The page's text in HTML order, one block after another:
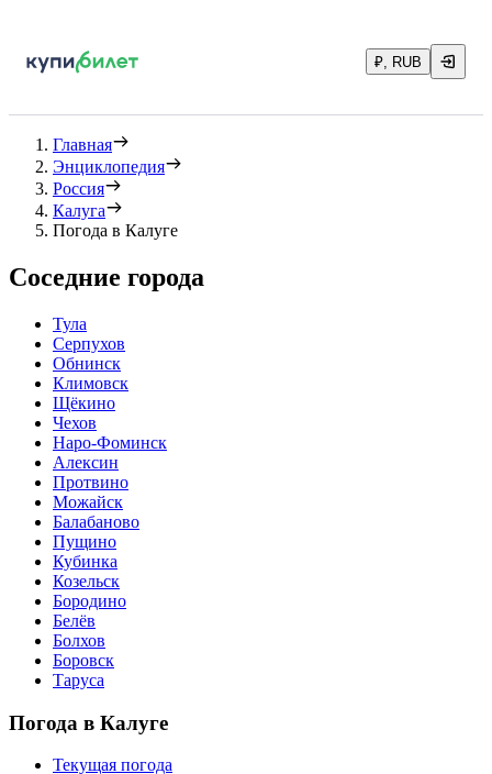
₽, RUB
Главная
Энциклопедия
Россия
Калуга
Погода в Калуге
Соседние города
Тула
Серпухов
Обнинск
Климовск
Щёкино
Чехов
Наро-Фоминск
Алексин
Протвино
Можайск
Балабаново
Пущино
Кубинка
Козельск
Бородино
Белёв
Болхов
Боровск
Таруса
Погода в Калуге
Текущая погода